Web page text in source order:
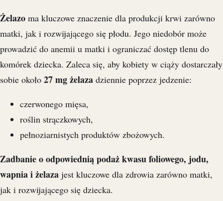
Żelazo ma kluczowe znaczenie dla produkcji krwi zarówno
matki, jak i rozwijającego się płodu. Jego niedobór może
prowadzić do anemii u matki i ograniczać dostęp tlenu do
komórek dziecka. Zaleca się, aby kobiety w ciąży dostarczały
sobie około 27 mg żelaza dziennie poprzez jedzenie:
czerwonego mięsa,
roślin strączkowych,
pełnoziarnistych produktów zbożowych.
Zadbanie o odpowiednią podaż kwasu foliowego, jodu,
wapnia i żelaza jest kluczowe dla zdrowia zarówno matki,
jak i rozwijającego się dziecka.